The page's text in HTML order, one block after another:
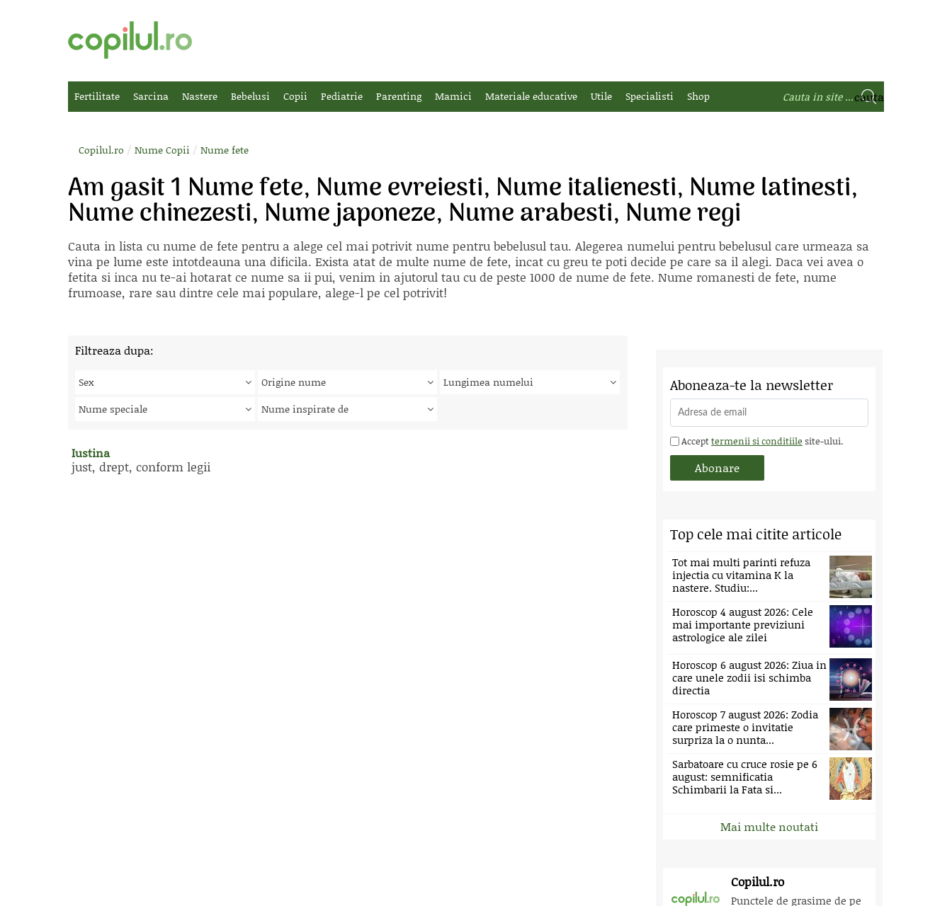
Fertilitate Sarcina Nastere Bebelusi Copii Pediatrie Parenting Mamici Materiale educative Utile Specialisti Shop
Copilul.ro / Nume Copii / Nume fete
Am gasit 1 Nume fete, Nume evreiesti, Nume italienesti, Nume latinesti,
Nume chinezesti, Nume japoneze, Nume arabesti, Nume regi
Cauta in lista cu nume de fete pentru a alege cel mai potrivit nume pentru bebelusul tau. Alegerea numelui pentru bebelusul care urmeaza sa
vina pe lume este intotdeauna una dificila. Exista atat de multe nume de fete, incat cu greu te poti decide pe care sa il alegi. Daca vei avea o
fetita si inca nu te-ai hotarat ce nume sa ii pui, venim in ajutorul tau cu de peste 1000 de nume de fete. Nume romanesti de fete, nume
frumoase, rare sau dintre cele mai populare, alege-l pe cel potrivit!
Filtreaza dupa:
Sex Origine nume
Lungimea numelui
Nume speciale
Nume inspirate de
Iustina
just, drept, conform legii
Aboneaza-te la newsletter
Accepttermenii si conditiile site-ului.
Top cele mai citite articole
Tot mai multi parinti refuza
injectia cu vitamina K la
nastere. Studiu:...
Horoscop 4 august 2026: Cele
mai importante previziuni
astrologice ale zilei
Horoscop 6 august 2026: Ziua in
care unele zodii isi schimba
directia
Horoscop 7 august 2026: Zodia
care primeste o invitatie
surpriza la o nunta...
Sarbatoare cu cruce rosie pe 6
august: semnificatia
Schimbarii la Fata si...
Mai multe noutati
Copilul.ro
Punctele de grasime de pe